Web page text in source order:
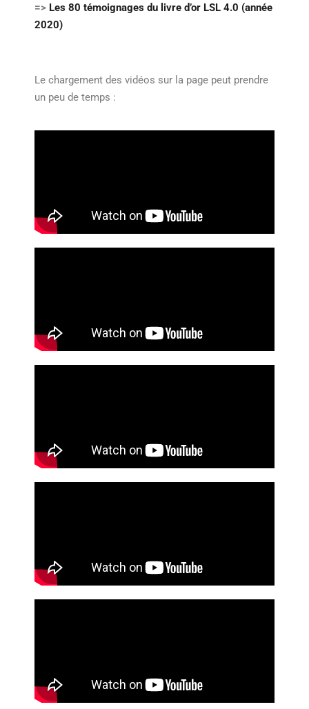
=> Les 80 témoignages du livre d’or LSL 4.0 (année
2020)
Le chargement des vidéos sur la page peut prendre
un peu de temps :